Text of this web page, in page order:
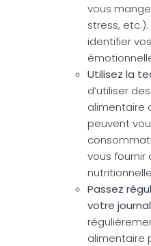
vous
stress,
identifier
Utilisez la
d’utiliser
alimentaire
peuvent
vous fournir
Passez
votre
alimentaire